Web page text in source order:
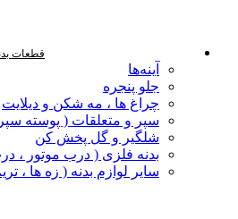
قطعات
آینه‌ها
جلو پنجره
چراغ‌ ها ، مه‌ شکن و دیلایت
سپر و متعلقات ( پوسته
شلگیر و گل‌ پخش‌ کن
بدنه فلزی ( درب موتور ،
سایر لوازم بدنه ( زه ها ،